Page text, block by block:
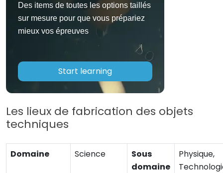
Des items de toutes les options taillés
sur mesure pour que vous prépariez
mieux vos épreuves
Start learning
Les lieux de fabrication des objets
techniques
Domaine Science
Sous
domaine
Physique,